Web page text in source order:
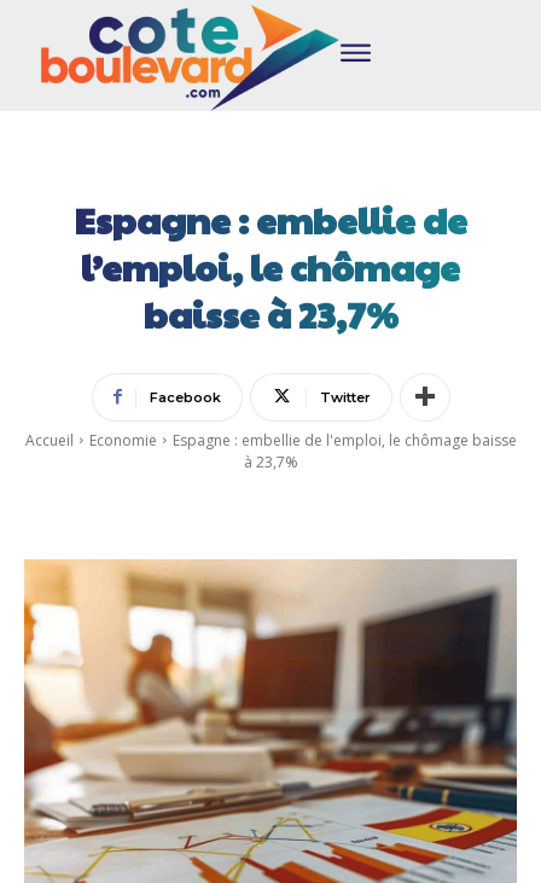
Espagne : embellie de
l’emploi, le chômage
baisse à 23,7%
Facebook Twitter
Accueil Economie
Espagne : embellie de l'emploi, le chômage baisse
à 23,7%